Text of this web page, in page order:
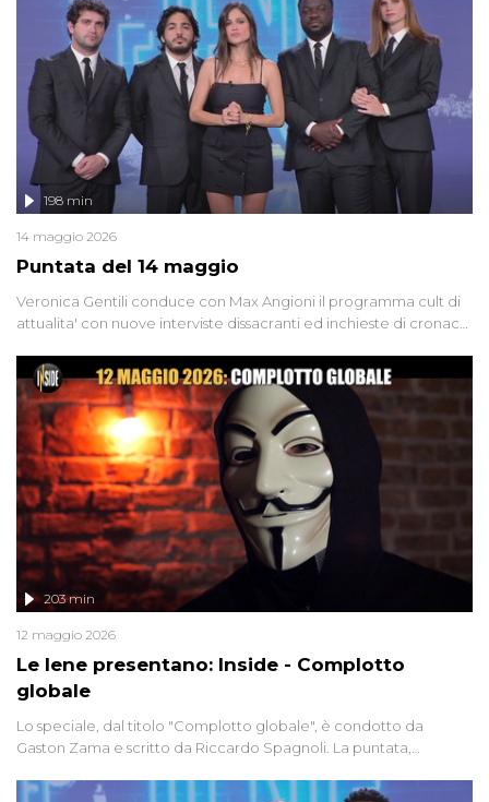
Firenze, le cui responsabilità appaiono ancora oggi avvolte in un
groviglio di dubbi mai chiariti. Nel corso dello speciale anche
l'intervista inedita a Olindo Romano, realizzata ne...
Puntata del 14 maggio
198 min
14 maggio 2026
Veronica Gentili conduce con Max Angioni il programma cult di
attualita' con nuove interviste dissacranti ed inchieste di cronaca
Le Iene presentano: Inside - Complotto
globale
203 min
12 maggio 2026
Lo speciale, dal titolo "Complotto globale", è condotto da
Gaston Zama e scritto da Riccardo Spagnoli. La puntata,
racconta l'universo delle narrazioni alternative, dei sospetti